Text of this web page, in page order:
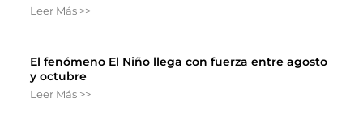
Leer Más >>
El fenómeno El Niño llega con fuerza entre agosto
y octubre
Leer Más >>